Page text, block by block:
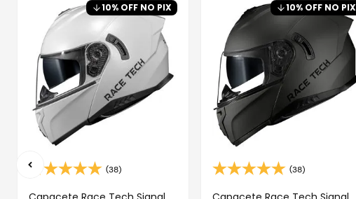
10% OFF NO PIX
(38)
10% OFF NO PIX
(38)